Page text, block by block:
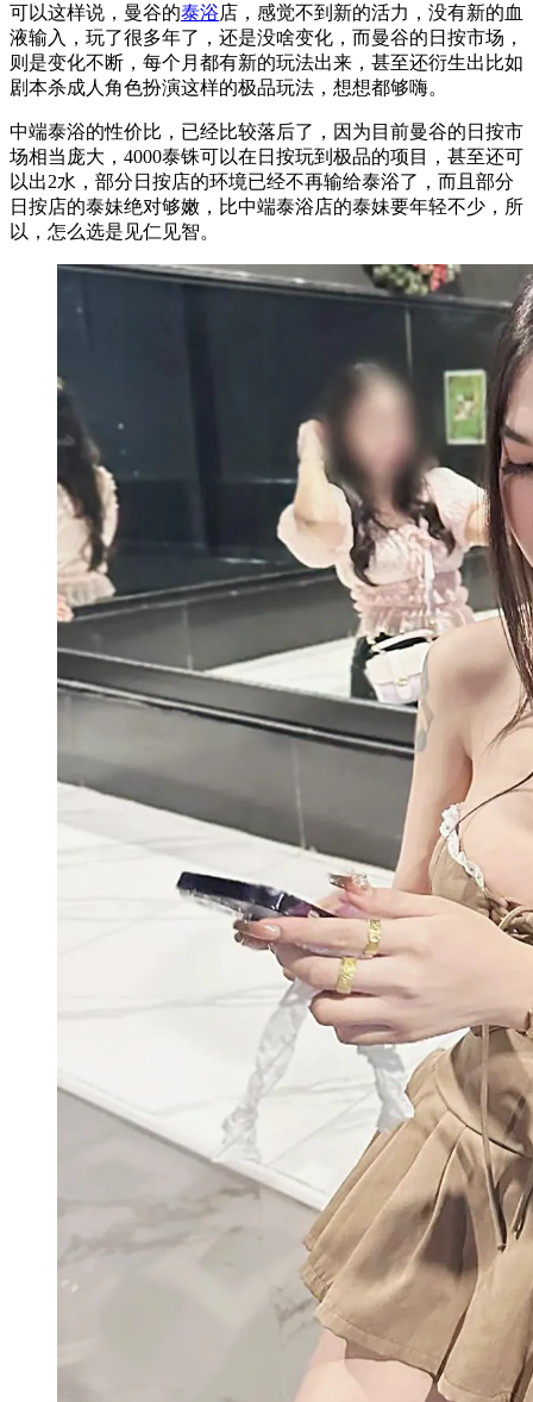
可以这样说，曼谷的泰浴店，感觉不到新的活力，没有新的血
液输入，玩了很多年了，还是没啥变化，而曼谷的日按市场，
则是变化不断，每个月都有新的玩法出来，甚至还衍生出比如
剧本杀成人角色扮演这样的极品玩法，想想都够嗨。
中端泰浴的性价比，已经比较落后了，因为目前曼谷的日按市
场相当庞大，4000泰铢可以在日按玩到极品的项目，甚至还可
以出2水，部分日按店的环境已经不再输给泰浴了，而且部分
日按店的泰妹绝对够嫩，比中端泰浴店的泰妹要年轻不少，所
以，怎么选是见仁见智。